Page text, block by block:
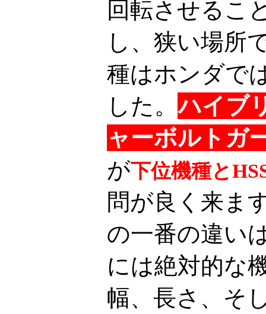
回転させるこ
し、狭い場所
種はホンダで
した。 ハイブ
ャーボルトガ
が下位機種と
問が良く来ま
の一番の違い
には絶対的な
幅、長さ、そ